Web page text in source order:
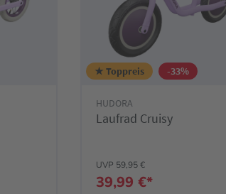
★ Toppreis -33%
HUDORA
Laufrad Cruisy
UVP 59,95 €
39,99 €*